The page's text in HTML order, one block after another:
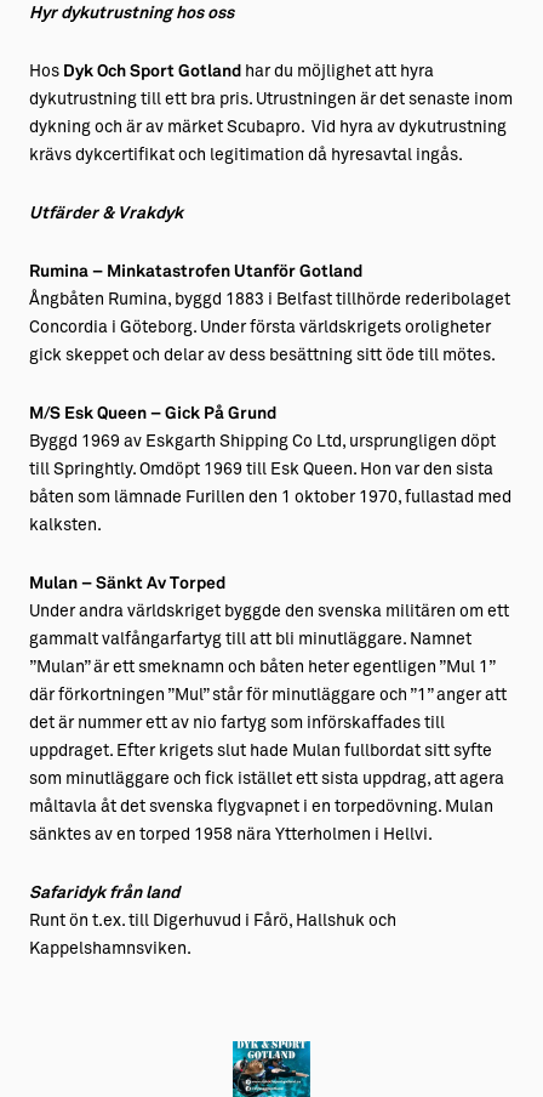
Hyr dykutrustning hos oss
Hos Dyk Och Sport Gotland har du möjlighet att hyra
dykutrustning till ett bra pris. Utrustningen är det senaste inom
dykning och är av märket Scubapro. Vid hyra av dykutrustning
krävs dykcertifikat och legitimation då hyresavtal ingås.
Utfärder & Vrakdyk
Rumina – Minkatastrofen Utanför Gotland
Ångbåten Rumina, byggd 1883 i Belfast tillhörde rederibolaget
Concordia i Göteborg. Under första världskrigets oroligheter
gick skeppet och delar av dess besättning sitt öde till mötes.
M/S Esk Queen – Gick På Grund
Byggd 1969 av Eskgarth Shipping Co Ltd, ursprungligen döpt
till Springhtly. Omdöpt 1969 till Esk Queen. Hon var den sista
båten som lämnade Furillen den 1 oktober 1970, fullastad med
kalksten.
Mulan – Sänkt Av Torped
Under andra världskriget byggde den svenska militären om ett
gammalt valfångarfartyg till att bli minutläggare. Namnet
”Mulan” är ett smeknamn och båten heter egentligen ”Mul 1”
där förkortningen ”Mul” står för minutläggare och ”1” anger att
det är nummer ett av nio fartyg som införskaffades till
uppdraget. Efter krigets slut hade Mulan fullbordat sitt syfte
som minutläggare och fick istället ett sista uppdrag, att agera
måltavla åt det svenska flygvapnet i en torpedövning. Mulan
sänktes av en torped 1958 nära Ytterholmen i Hellvi.
Safaridyk från land
Runt ön t.ex. till Digerhuvud i Fårö, Hallshuk och
Kappelshamnsviken.